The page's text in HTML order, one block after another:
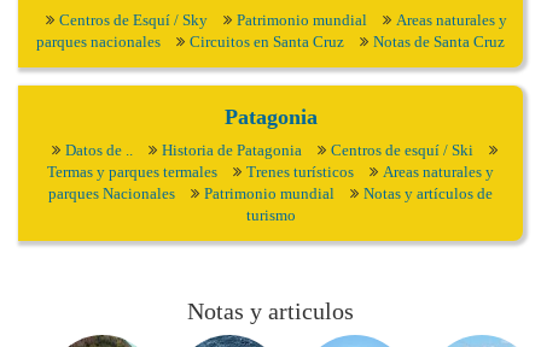
Centros de Esquí / Sky Patrimonio mundial
Areas naturales y
parques nacionales
Circuitos en Santa Cruz Notas de Santa Cruz
Patagonia
Datos de .. Historia de Patagonia
Centros de esquí / Ski
Termas y parques termales
Trenes turísticos
Areas naturales y
parques Nacionales
Patrimonio mundial
Notas y artículos de
turismo
Notas y articulos